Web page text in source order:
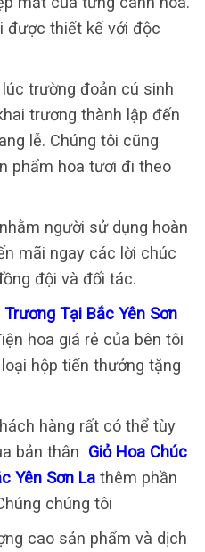
được thiết kế với độc
trường đoản cú sinh
trương thành lập đến
lễ. Chúng tôi cũng
phẩm hoa tươi đi theo
người sử dụng hoàn
mãi ngay các lời chúc
đội và đối tác.
Tại Bắc Yên Sơn
hoa giá rẻ của bên tôi
hộp tiến thưởng tặng
hàng rất có thể tùy
bản thân Giỏ Hoa Chúc
Yên Sơn La thêm phần
chúng tôi
cao sản phẩm và dịch